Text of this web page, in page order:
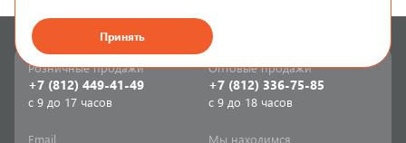
Принять
Розничные продажи
+7 (812) 449-41-49
с 9 до 17 часов
Оптовые продажи
+7 (812) 336-75-85
с 9 до 18 часов
Email Мы находимся